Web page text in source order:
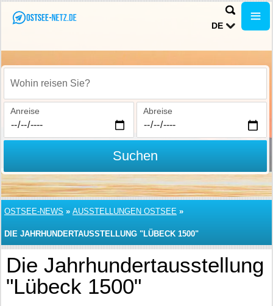
DE
Wohin reisen Sie?
Anreise Abreise
Suchen
OSTSEE-NEWS » AUSSTELLUNGEN OSTSEE »
DIE JAHRHUNDERTAUSSTELLUNG "LÜBECK 1500"
Die Jahrhundertausstellung
"Lübeck 1500"